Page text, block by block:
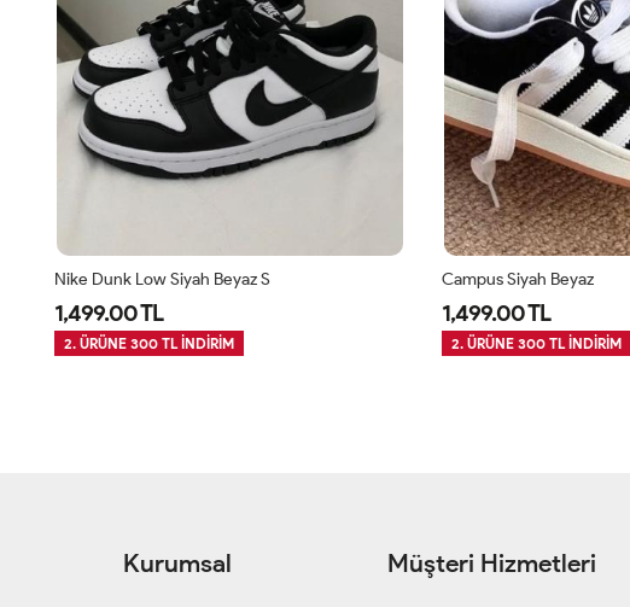
Nike Dunk Low Siyah Beyaz S
1,499.00 TL
2. ÜRÜNE 300 TL İNDİRİM
Campus Siyah Beyaz
1,499.00 TL
2. ÜRÜNE 300 TL İNDİRİM
Kurumsal Müşteri Hizmetleri